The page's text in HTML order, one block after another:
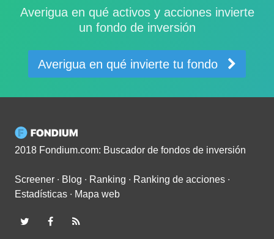
Averigua en qué activos y acciones invierte
un fondo de inversión
Averigua en qué invierte tu fondo
2018 Fondium.com: Buscador de fondos de inversión
Screener ∙ Blog ∙ Ranking ∙ Ranking de acciones ∙
Estadísticas ∙ Mapa web